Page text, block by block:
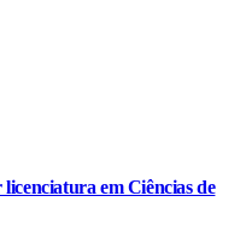
em Ciências de